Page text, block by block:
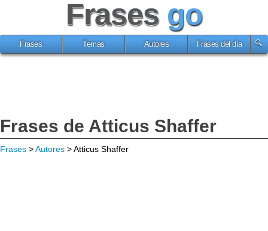
Frases go
Frases Temas Autores Frases del día
Frases de Atticus Shaffer
Frases >Autores > Atticus Shaffer